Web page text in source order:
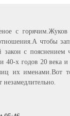
с
чтобы
закон с
40-х годов 20
их именами.Вот
незамедлительно.